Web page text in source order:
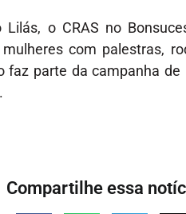
o CRAS no
com palestras,
faz parte da campanha
Compartilhe essa